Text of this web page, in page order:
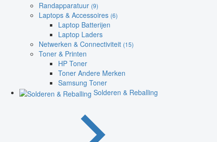
Randapparatuur (9)
Laptops & Accessoires (6)
Laptop Batterijen
Laptop Laders
Netwerken & Connectiviteit (15)
Toner & Printen
HP Toner
Toner Andere Merken
Samsung Toner
Solderen & Reballing